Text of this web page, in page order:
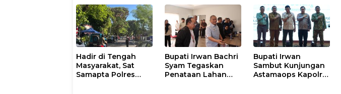
Hadir di Tengah
Masyarakat, Sat
Samapta Polres
Bupati Irwan Bachri
Syam Tegaskan
Penataan Lahan
Bupati Irwan
Sambut Kunjungan
Astamaops Kapolri